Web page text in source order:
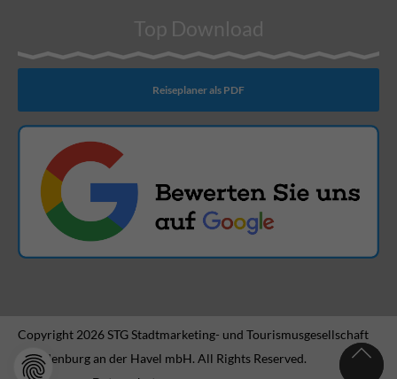
Top Download
Reiseplaner als PDF
Copyright 2026 STG Stadtmarketing- und Tourismusgesellschaft
Brandenburg an der Havel mbH. All Rights Reserved.